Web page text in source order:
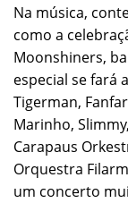
Na música,
como a
Moonshiners,
especial se fará
Tigerman,
Marinho,
Carapaus
Orquestra
um concerto